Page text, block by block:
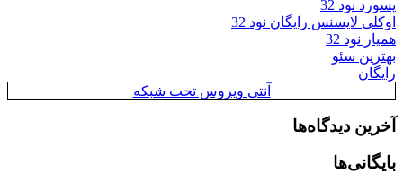
پسورد نود 32
اوکلی لایسنس رایگان نود 32
همیار نود 32
بهترین سئو
رایگان
آنتی ویروس تحت شبکه
آخرین دیدگاه‌ها
بایگانی‌ها